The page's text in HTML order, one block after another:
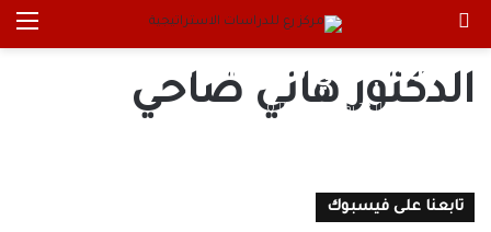
الدكتور هاني ضاحي
في لقاء خاص.. “رع” يناقش حكومة
“محلب” في مواجهتها لتحديات
23 يونيو، 2025 0
تابعنا على فيسبوك